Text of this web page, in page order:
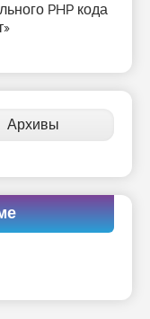
PHP кода
Архивы